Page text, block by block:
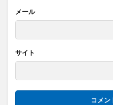
メール
サイト